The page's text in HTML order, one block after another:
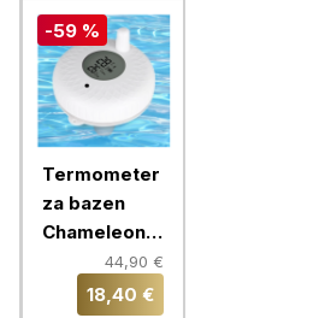
-59 %
Termometer
za bazen
Chameleon,
Bluetooth44,90 €
18,40 €